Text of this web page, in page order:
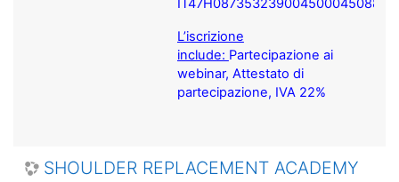
IT47H0873532390045000450882
L’iscrizione
include: Partecipazione ai
webinar, Attestato di
partecipazione, IVA 22%
SHOULDER REPLACEMENT ACADEMY